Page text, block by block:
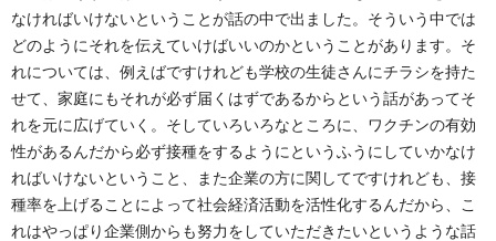
なければいけないということが話の中で出ました。そういう中では
どのようにそれを伝えていけばいいのかということがあります。そ
れについては、例えばですけれども学校の生徒さんにチラシを持た
せて、家庭にもそれが必ず届くはずであるからという話があってそ
れを元に広げていく。そしていろいろなところに、ワクチンの有効
性があるんだから必ず接種をするようにというふうにしていかなけ
ればいけないということ、また企業の方に関してですけれども、接
種率を上げることによって社会経済活動を活性化するんだから、こ
れはやっぱり企業側からも努力をしていただきたいというような話